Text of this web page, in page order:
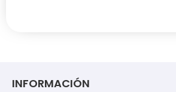
INFORMACIÓN